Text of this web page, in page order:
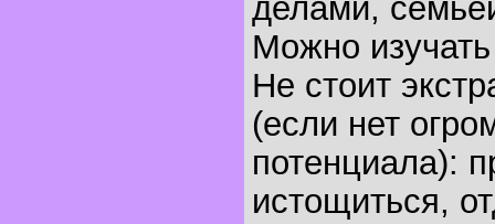
делами,
Можно
Не стоит
(если нет
потенциала):
истощиться,